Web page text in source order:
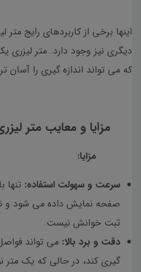
اینها برخی از کاربردهای رایج متر
دیگری نیز وجود دارد. متر لیزری
که می تواند اندازه گیری را آسان
مزایا و معایب متر
مزایا:
سرعت و سهولت استفاده: تنها
صفحه نمایش داده می شود و
ثبت خوانش نیست.
دقت و برد بالا: می تواند